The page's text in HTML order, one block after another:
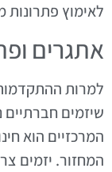
לאימוץ פתרונות
אתגרים
למרות
שיזמים
המרכזיים הוא
המחזור. יזמים